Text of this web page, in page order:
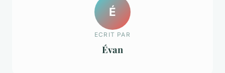
É
ECRIT PAR
Évan